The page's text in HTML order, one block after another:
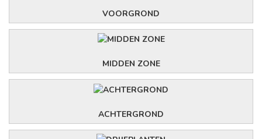
VOORGROND
MIDDEN ZONE
ACHTERGROND